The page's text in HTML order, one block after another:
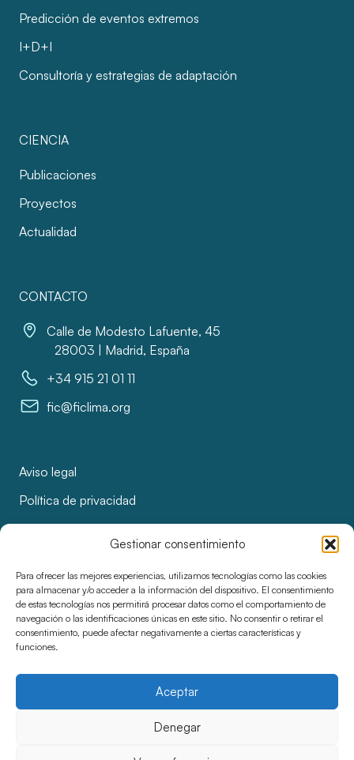
Gestionar consentimiento
Para ofrecer las mejores experiencias, utilizamos tecnologías como las cookies
para almacenar y/o acceder a la información del dispositivo. El consentimiento
de estas tecnologías nos permitirá procesar datos como el comportamiento de
navegación o las identificaciones únicas en este sitio. No consentir o retirar el
consentimiento, puede afectar negativamente a ciertas características y
funciones.
Aceptar
Denegar
Predicción de eventos extremos
I+D+I
Consultoría y estrategias de adaptación
CIENCIA
Publicaciones
Proyectos
Actualidad
CONTACTO
Calle de Modesto Lafuente, 45
28003 | Madrid, España
+34 915 21 01 11
fic@ficlima.org
Aviso legal
Política de privacidad
Política de cookies
Accesibilidad